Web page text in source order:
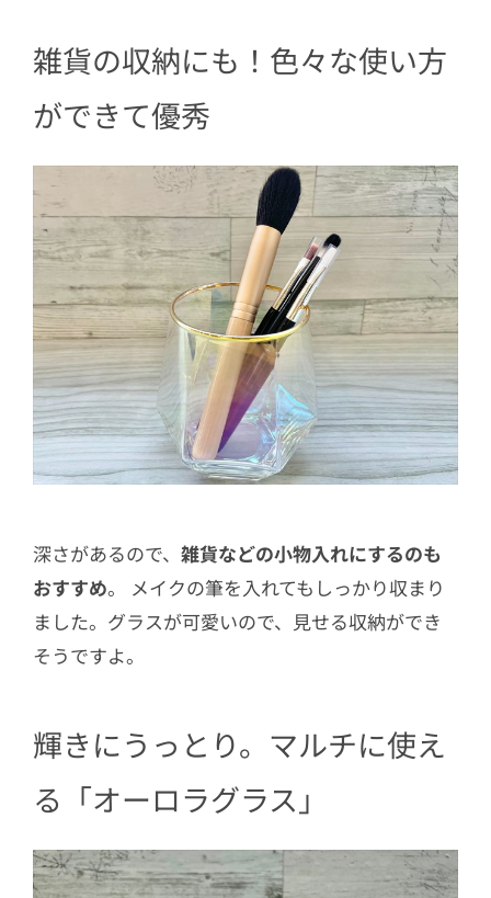
雑貨の収納にも！色々な使い方
ができて優秀
深さがあるので、 雑貨などの小物入れにするのも
おすすめ。 メイクの筆を入れてもしっかり収まり
ました。グラスが可愛いので、見せる収納ができ
そうですよ。
輝きにうっとり。マルチに使え
る「オーロラグラス」